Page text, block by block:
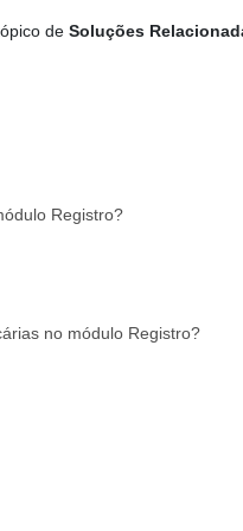
deSoluções
Registro?
no módulo Registro?